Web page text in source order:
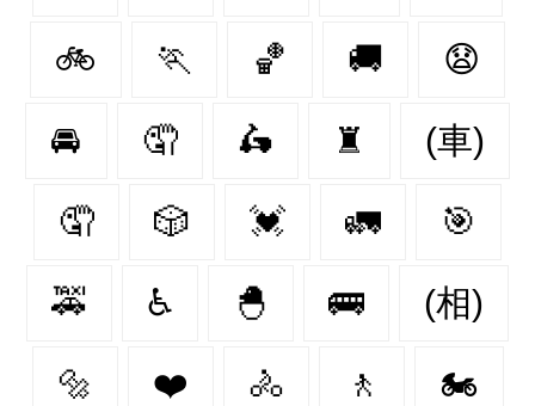
🚲 🏃 🏀 🚚 😧
🚘 🤦‍ 🛵 ♜ (車)
🤦 🎲 💓 🚛 🎯
🚕 ♿ 🐣 🚌 (相)
🔩 ❤️‍ 🚴 🚶 🏍️